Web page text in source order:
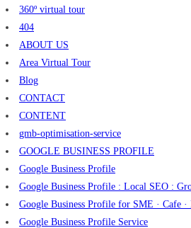
360º virtual tour
404
ABOUT US
Area Virtual Tour
Blog
CONTACT
CONTENT
gmb-optimisation-service
GOOGLE BUSINESS PROFILE
Google Business Profile
Google Business Profile : Local SEO :
Google Business Profile for SME · Cafe ·
Google Business Profile Service